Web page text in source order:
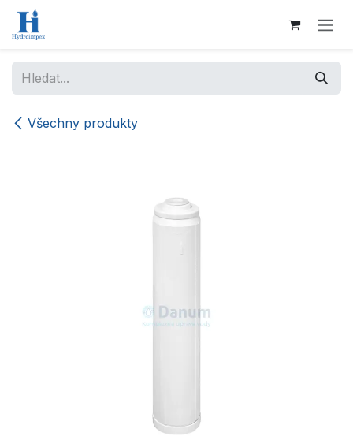
Přejít na obsah
Všechny produkty